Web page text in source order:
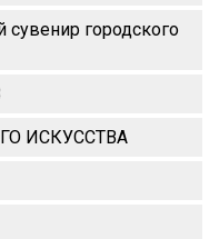
городского
ИСКУССТВА